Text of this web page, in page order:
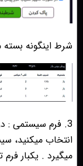
شرط اینگونه
3. فرم سیستمی :
انتخاب میکنید،
ميگيرد . يكبار